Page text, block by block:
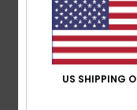
US SHIPPING